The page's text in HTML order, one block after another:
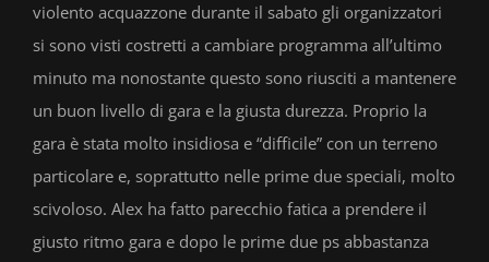
violento acquazzone durante il sabato gli organizzatori
si sono visti costretti a cambiare programma all’ultimo
minuto ma nonostante questo sono riusciti a mantenere
un buon livello di gara e la giusta durezza. Proprio la
gara è stata molto insidiosa e “difficile” con un terreno
particolare e, soprattutto nelle prime due speciali, molto
scivoloso. Alex ha fatto parecchio fatica a prendere il
giusto ritmo gara e dopo le prime due ps abbastanza